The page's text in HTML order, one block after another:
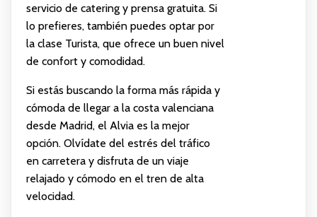
servicio de catering y prensa gratuita. Si
lo prefieres, también puedes optar por
la clase Turista, que ofrece un buen nivel
de confort y comodidad.
Si estás buscando la forma más rápida y
cómoda de llegar a la costa valenciana
desde Madrid, el Alvia es la mejor
opción. Olvídate del estrés del tráfico
en carretera y disfruta de un viaje
relajado y cómodo en el tren de alta
velocidad.